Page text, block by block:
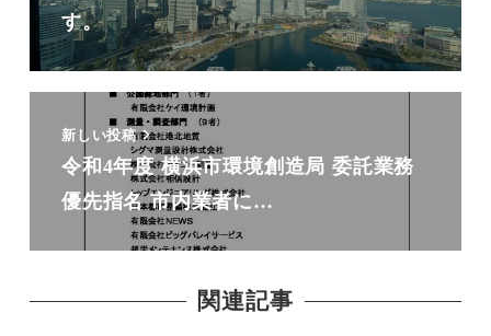
す。
新しい投稿
令和4年度 横浜市環境創造局 委託業務
優先指名 市内業者に…
関連記事